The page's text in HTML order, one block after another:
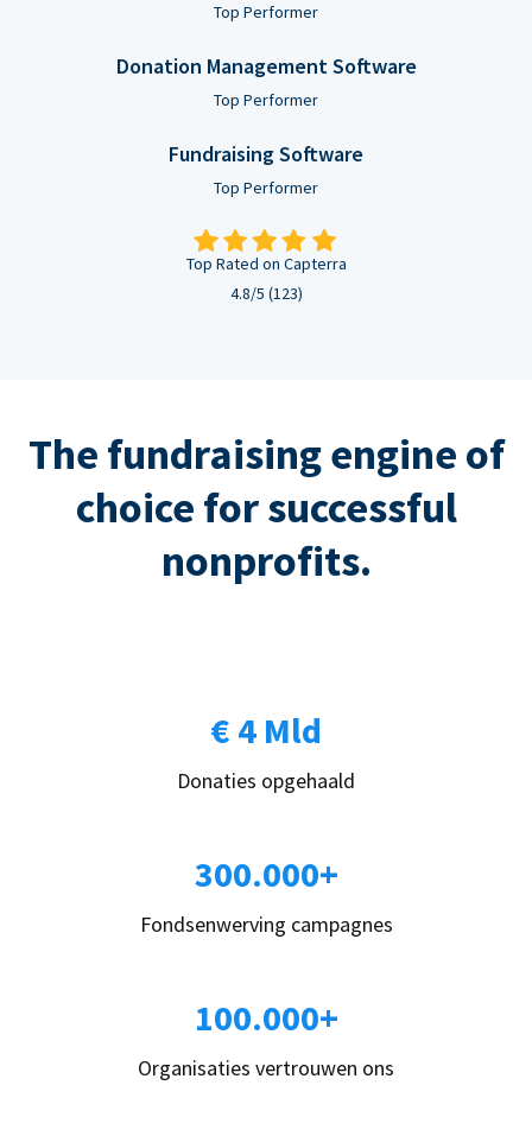
Top Performer
Donation Management Software
Top Performer
Fundraising Software
Top Performer
Top Rated on Capterra
4.8/5 (123)
The fundraising engine of
choice for successful
nonprofits.
€ 4 Mld
Donaties opgehaald
300.000+
Fondsenwerving campagnes
100.000+
Organisaties vertrouwen ons